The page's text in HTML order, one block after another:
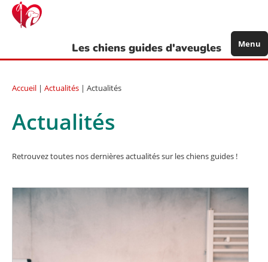
Aller
contenu
Les chiens guides d'aveugles Menu
Accueil | Actualités | Actualités
Actualités
Retrouvez toutes nos dernières actualités sur les chiens guides !